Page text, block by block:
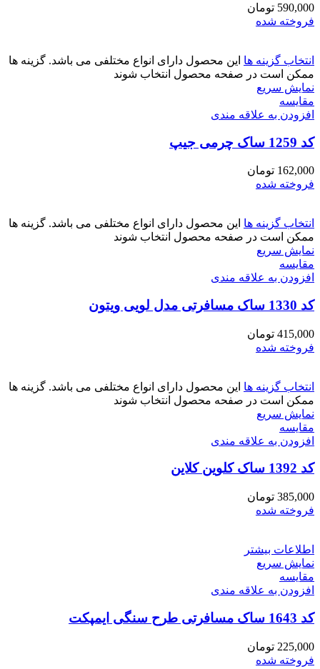
590,000 تومان
فروخته شده
انتخاب گزینه ها این محصول دارای انواع مختلفی می باشد. گزینه ها
ممکن است در صفحه محصول انتخاب شوند
نمایش سریع
مقايسه
افزودن به علاقه مندی
کد 1259 ساک چرمی جیپ
162,000 تومان
فروخته شده
انتخاب گزینه ها این محصول دارای انواع مختلفی می باشد. گزینه ها
ممکن است در صفحه محصول انتخاب شوند
نمایش سریع
مقايسه
افزودن به علاقه مندی
کد 1330 ساک مسافرتی مدل لویی ویتون
415,000 تومان
فروخته شده
انتخاب گزینه ها این محصول دارای انواع مختلفی می باشد. گزینه ها
ممکن است در صفحه محصول انتخاب شوند
نمایش سریع
مقايسه
افزودن به علاقه مندی
کد 1392 ساک کلوین کلاین
385,000 تومان
فروخته شده
اطلاعات بیشتر
نمایش سریع
مقايسه
افزودن به علاقه مندی
کد 1643 ساک مسافرتی طرح سنگی ایمپکت
225,000 تومان
فروخته شده